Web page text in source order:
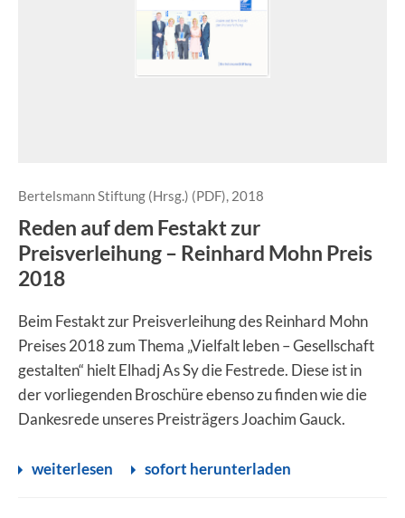
Bertelsmann Stiftung (Hrsg.) (PDF), 2018
Reden auf dem Festakt zur
Preisverleihung – Reinhard Mohn Preis
2018
Beim Festakt zur Preisverleihung des Reinhard Mohn
Preises 2018 zum Thema „Vielfalt leben – Gesellschaft
gestalten“ hielt Elhadj As Sy die Festrede. Diese ist in
der vorliegenden Broschüre ebenso zu finden wie die
Dankesrede unseres Preisträgers Joachim Gauck.
weiterlesen sofort herunterladen